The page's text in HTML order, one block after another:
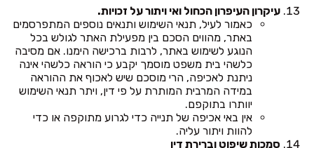
עיקרון העיפרון הכחול ואי ויתור על זכויות.
כאמור לעיל, תנאי השימוש ותנאים נוספים המתפרסמים
באתר, מהווים הסכם בין מפעילת האתר לגולש בכל
הנוגע לשימוש באתר, לרבות ברכישה הימנו. אם מסיבה
כלשהי בית משפט מוסמך יקבע כי הוראה כלשהי אינה
ניתנת לאכיפה, הרי מוסכם שיש לאכוף את ההוראה
במידה המרבית המותרת על פי דין, ויתר תנאי השימוש
יוותרו בתוקפם.
אין באי אכיפה של תנייה כדי לגרוע מתוקפה או כדי
להוות ויתור עליה.
סמכות שיפוט וברירת דין